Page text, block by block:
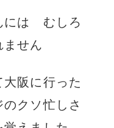
には むしろ
ません
阪に行った
クソ忙しさ